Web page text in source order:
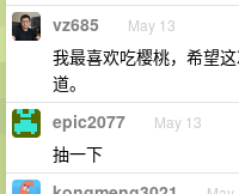
vz685 May 13
我最喜欢吃樱桃，希望
道。
epic2077 May 13
抽一下